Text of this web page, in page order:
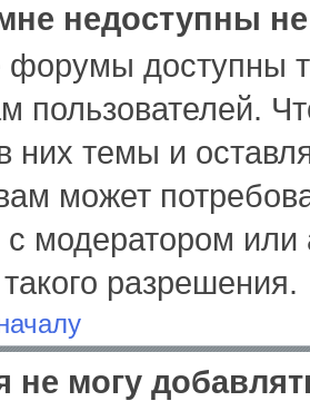
недоступны
форумы доступны
пользователей.
них темы и
может
с модератором
разрешения.
не могу